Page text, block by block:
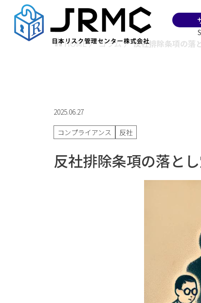
HOME〉コラム〉反社排除条項の落
2025.06.27
コンプライアンス 反社
反社排除条項の落と